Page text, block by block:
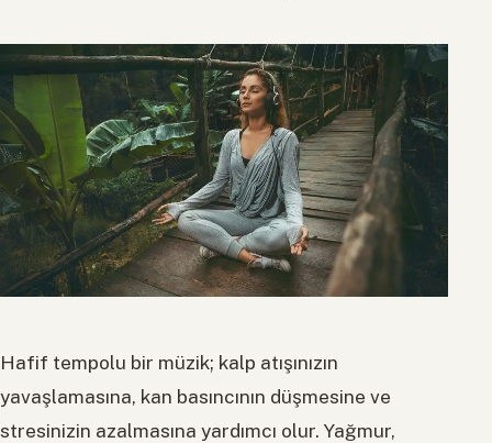
Hafif tempolu bir müzik; kalp atışınızın
yavaşlamasına, kan basıncının düşmesine ve
stresinizin azalmasına yardımcı olur. Yağmur,